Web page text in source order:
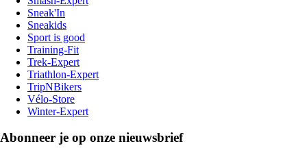
Sneak'In
Sneakids
Sport is good
Training-Fit
Trek-Expert
Triathlon-Expert
TripNBikers
Vélo-Store
Winter-Expert
Abonneer je op onze nieuwsbrief